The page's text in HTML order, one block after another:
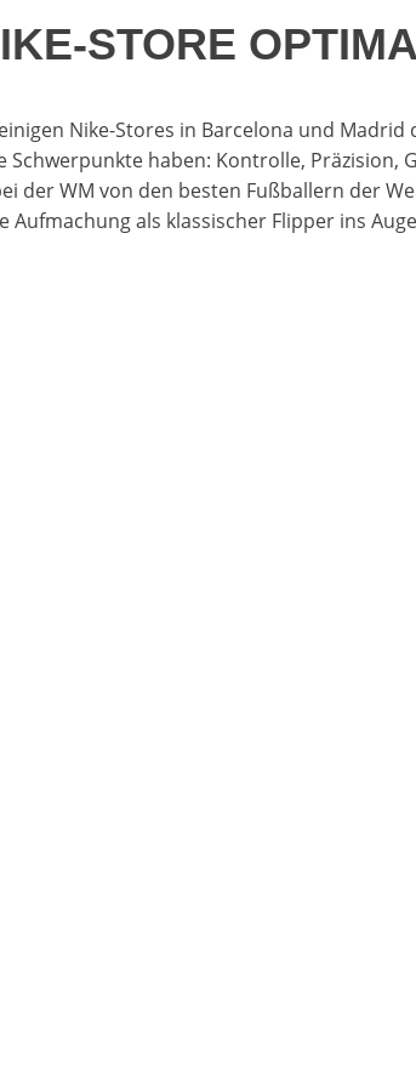
STORE
Nike-Stores in Barcelona und
Schwerpunkte haben: Kontrolle,
der WM von den besten Fußballern der
als klassischer Flipper ins